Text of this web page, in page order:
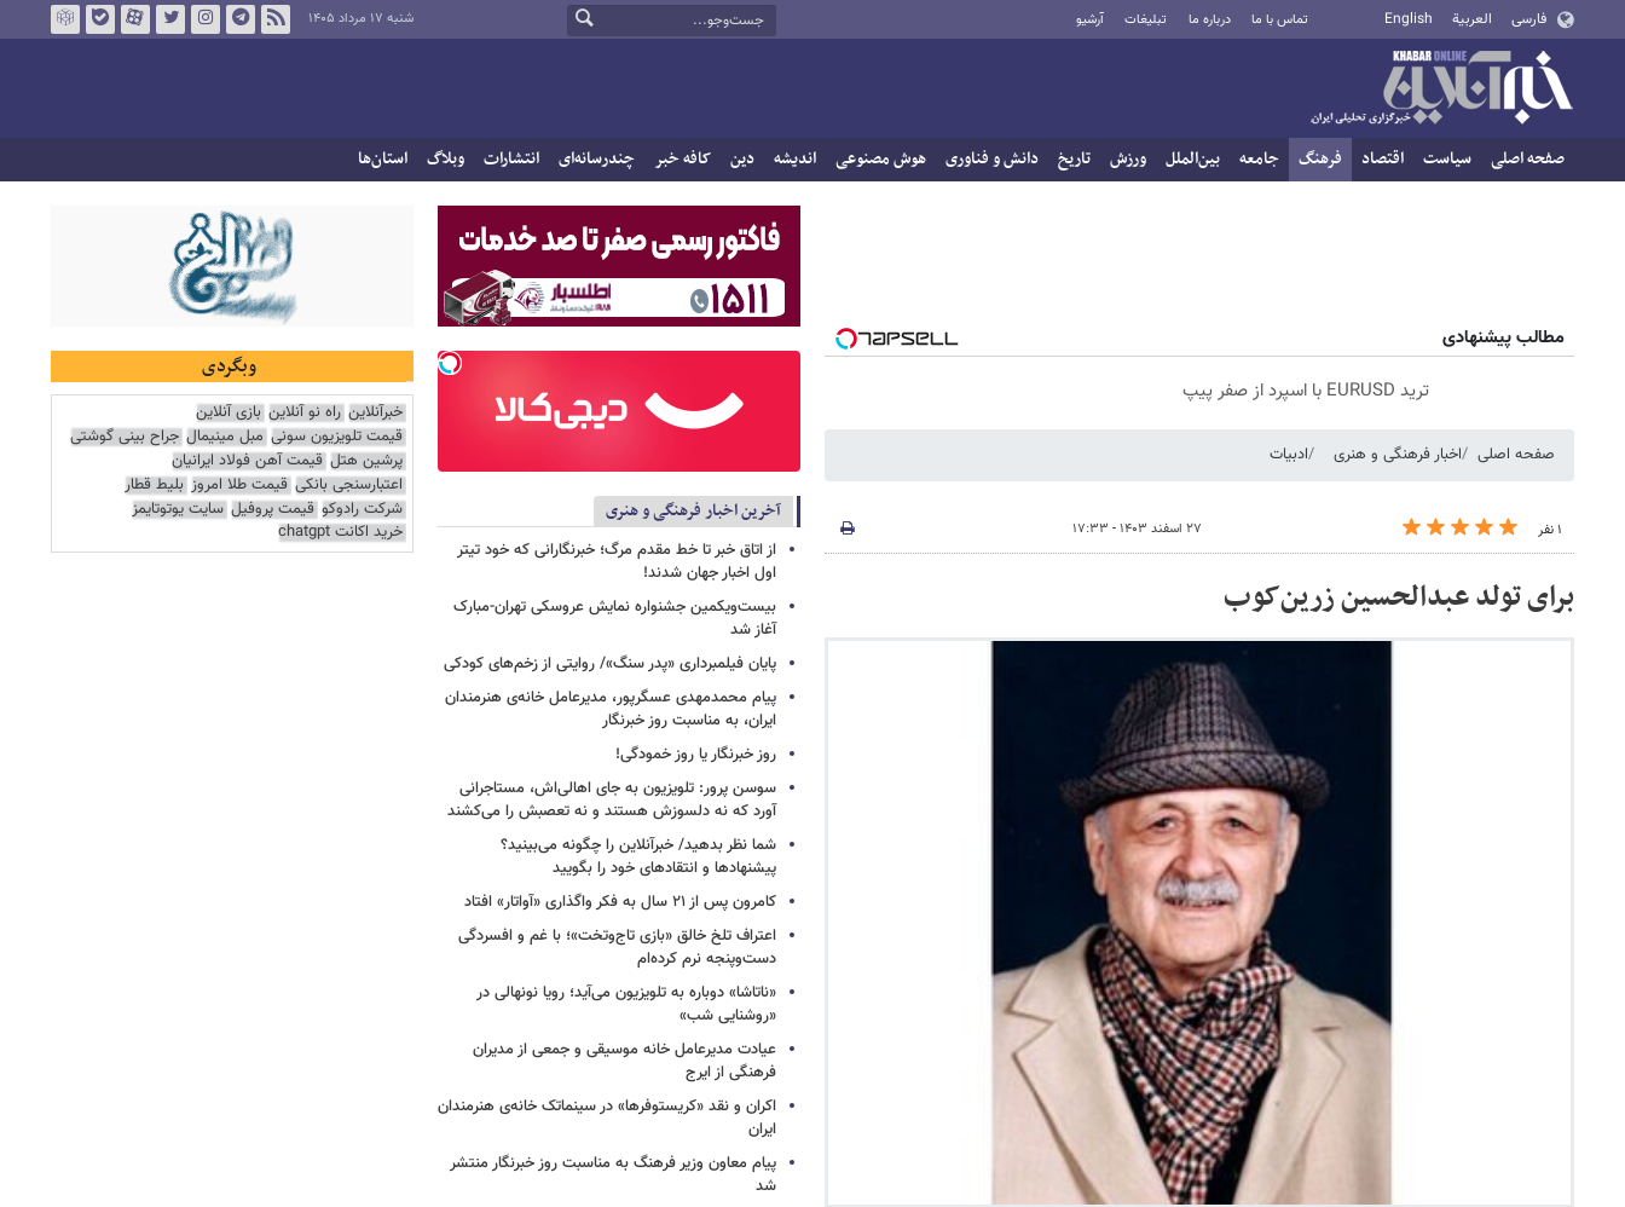
فارسی العربية English تماس با ما درباره ما تبلیغات آرشیو شنبه ۱۷ مرداد ۱۴۰۵
صفحه اصلی سیاست اقتصاد فرهنگ جامعه بین‌الملل ورزش تاریخ دانش و فناوری هوش مصنوعی اندیشه دین کافه خبر چندرسانه‌ای انتشارات وبلاگ استان‌ها
مطالب پیشنهادی
ترید EURUSD با اسپرد از صفر پیپ
صفحه اصلی اخبار فرهنگی و هنری ادبیات
۱ نفر ۲۷ اسفند ۱۴۰۳ - ۱۷:۳۳
برای تولد عبدالحسین زرین‌کوب
آخرین اخبار فرهنگی و هنری
از اتاق خبر تا خط مقدم مرگ؛ خبرنگارانی که خود تیتر
اول اخبار جهان شدند!
بیست‌ویکمین جشنواره نمایش عروسکی تهران-مبارک
آغاز شد
پایان فیلمبرداری «پدر سنگ»/ روایتی از زخم‌های کودکی
پیام محمدمهدی عسگرپور، مدیرعامل خانه‌ی هنرمندان
ایران، به مناسبت روز خبرنگار
روز خبرنگار یا روز خمودگی!
سوسن پرور: تلویزیون به جای اهالی‌اش، مستاجرانی
آورد که نه دلسوزش هستند و نه تعصبش را می‌کشند
شما نظر بدهید/ خبرآنلاین را چگونه می‌بینید؟
پیشنهادها و انتقادهای خود را بگویید
کامرون پس از ۲۱ سال به فکر واگذاری «آواتار» افتاد
اعتراف تلخ خالق «بازی تاج‌وتخت»؛ با غم و افسردگی
دست‌وپنجه نرم کرده‌ام
«ناتاشا» دوباره به تلویزیون می‌آید؛ رویا نونهالی در
«روشنایی شب»
عیادت مدیرعامل خانه موسیقی و جمعی از مدیران
فرهنگی از ایرج
اکران و نقد «کریستوفرها» در سینماتک خانه‌ی هنرمندان
ایران
پیام معاون وزیر فرهنگ به مناسبت روز خبرنگار منتشر
شد
وبگردی
خبرآنلاین راه نو آنلاین بازی آنلاین
قیمت تلویزیون سونی مبل مینیمال جراح بینی گوشتی
پرشین هتل قیمت آهن فولاد ایرانیان
اعتبارسنجی بانکی قیمت طلا امروز بلیط قطار
شرکت رادوکو قیمت پروفیل سایت یوتوتایمز
خرید اکانت chatgpt